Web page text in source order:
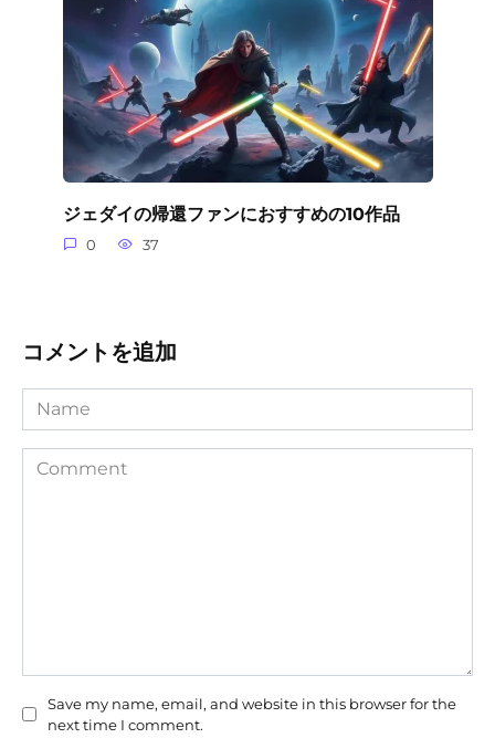
ジェダイの帰還ファンにおすすめの10作品
0 37
コメントを追加
Name
Comment
Save my name, email, and website in this browser for the
next time I comment.